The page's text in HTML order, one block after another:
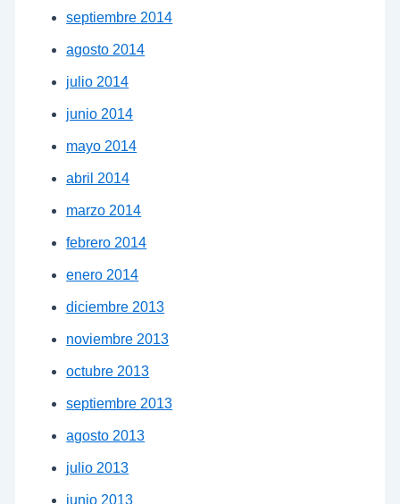
septiembre 2014
agosto 2014
julio 2014
junio 2014
mayo 2014
abril 2014
marzo 2014
febrero 2014
enero 2014
diciembre 2013
noviembre 2013
octubre 2013
septiembre 2013
agosto 2013
julio 2013
junio 2013